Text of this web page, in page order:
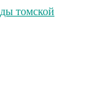
томской